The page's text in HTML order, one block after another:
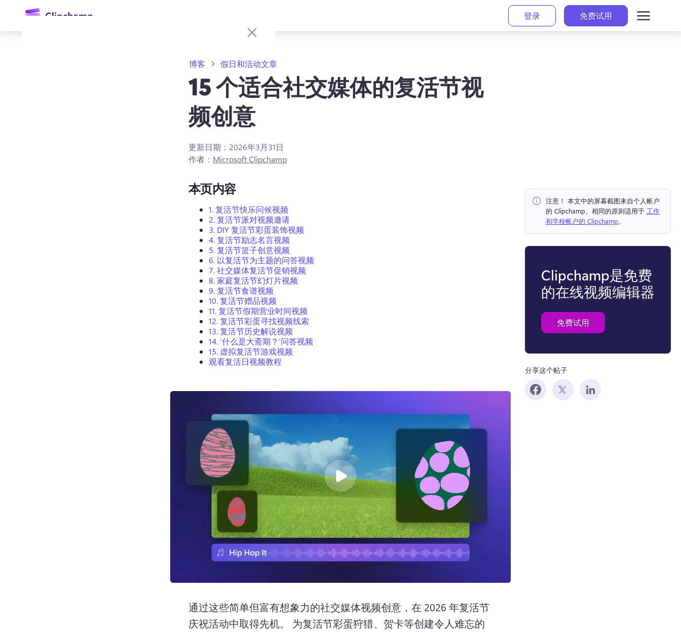
容
登录 免费试用
博客 假日和活动文章
15 个适合社交媒体的复活节视
频创意
更新日期： 2026年3月31日
作者： Microsoft Clipchamp
本页内容
1.复活节快乐问候视频
2.复活节派对视频邀请
3. DIY 复活节彩蛋装饰视频
4.复活节励志名言视频
5.复活节篮子创意视频
6. 以复活节为主题的问答视频
7.社交媒体复活节促销视频
8.家庭复活节幻灯片视频
9.复活节食谱视频
10.复活节赠品视频
11.复活节假期营业时间视频
12.复活节彩蛋寻找视频线索
13.复活节历史解说视频
14. ‘什么是大斋期？’问答视频
15. 虚拟复活节游戏视频
观看复活日视频教程
通过这些简单但富有想象力的社交媒体视频创意，在 2026 年复活节
庆祝活动中取得先机。 为复活节彩蛋狩猎、贺卡等创建令人难忘的
注意！ 本文中的屏幕截图来自个人帐户
的 Clipchamp。相同的原则适用于 工作
和学校帐户的 Clipchamp。
Clipchamp是免费
的在线视频编辑器
免费试用
分享这个帖子